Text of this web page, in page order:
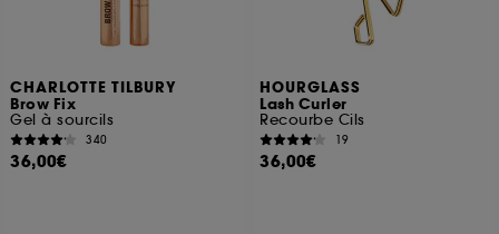
CHARLOTTE TILBURY
Brow Fix
Gel à sourcils
340
36,00€
HOURGLASS
Lash Curler
Recourbe Cils
19
36,00€